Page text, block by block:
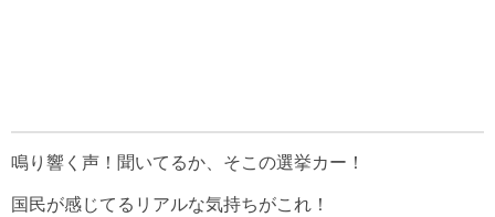
鳴り響く声！聞いてるか、そこの選挙カー！
国民が感じてるリアルな気持ちがこれ！